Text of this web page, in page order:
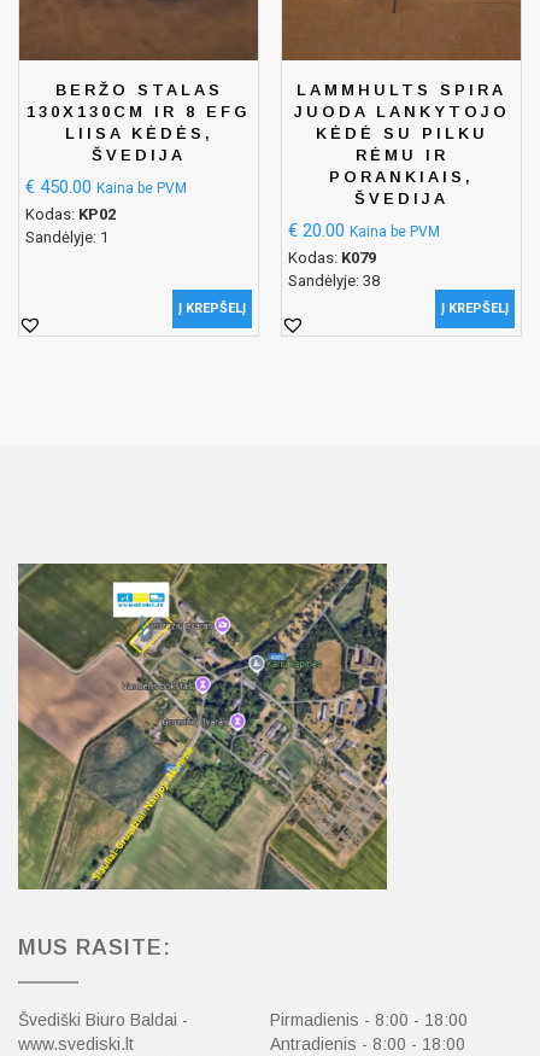
BERŽO STALAS
130X130CM IR 8 EFG
LIISA KĖDĖS,
ŠVEDIJA
€ 450.00 Kaina be PVM
Kodas: KP02
Sandėlyje: 1
Į KREPŠELĮ
LAMMHULTS SPIRA
JUODA LANKYTOJO
KĖDĖ SU PILKU
RĖMU IR
PORANKIAIS,
ŠVEDIJA
€ 20.00 Kaina be PVM
Kodas: K079
Sandėlyje: 38
Į KREPŠELĮ
MUS RASITE:
Švediški Biuro Baldai -
www.svediski.lt
Pirmadienis - 8:00 - 18:00
Antradienis - 8:00 - 18:00